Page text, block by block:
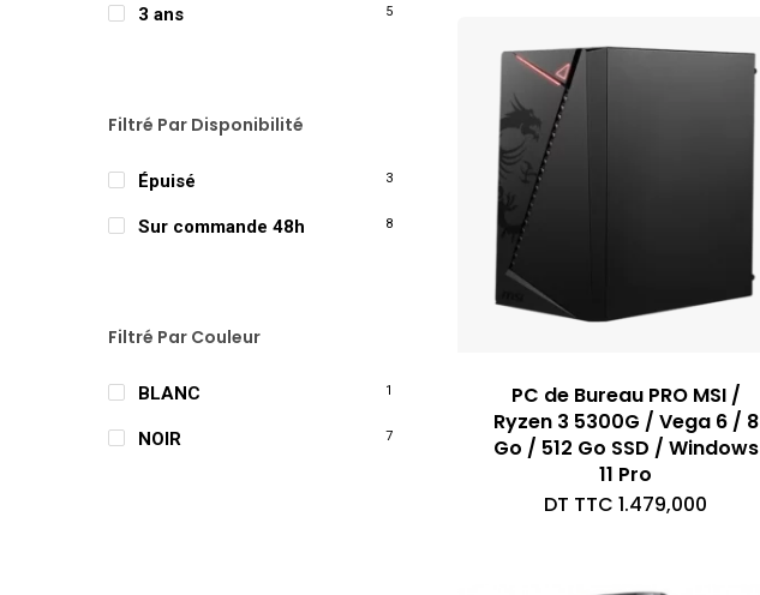
3 ans 5
Filtré Par Disponibilité
Épuisé 3
Sur commande 48h 8
Filtré Par Couleur
BLANC 1
NOIR 7
PC de Bureau PRO MSI /
Ryzen 3 5300G / Vega 6 / 8
Go / 512 Go SSD / Windows
11 Pro
DT TTC 1.479,000